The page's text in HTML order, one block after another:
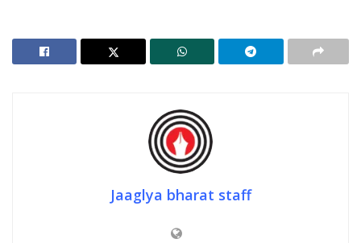
Jaaglya bharat staff